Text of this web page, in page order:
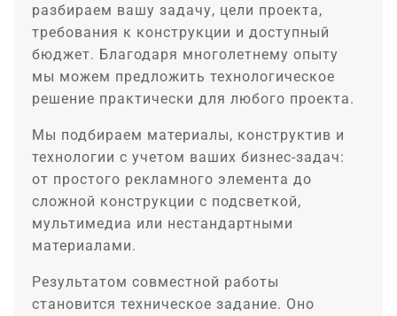
разбираем вашу задачу, цели проекта,
требования к конструкции и доступный
бюджет. Благодаря многолетнему опыту
мы можем предложить технологическое
решение практически для любого проекта.
Мы подбираем материалы, конструктив и
технологии с учетом ваших бизнес-задач:
от простого рекламного элемента до
сложной конструкции с подсветкой,
мультимедиа или нестандартными
материалами.
Результатом совместной работы
становится техническое задание. Оно